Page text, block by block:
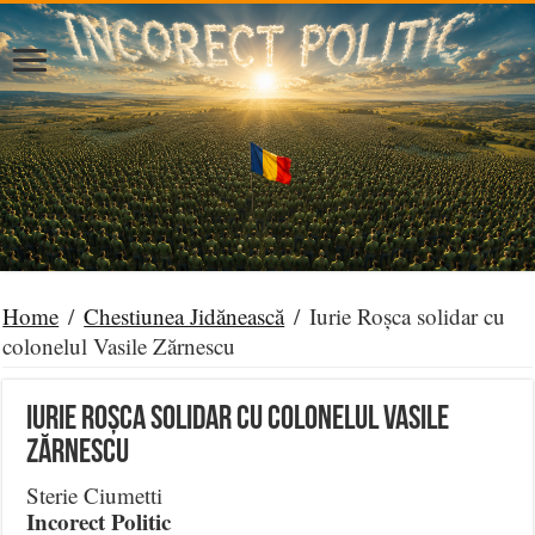
Home / Chestiunea Jidănească / Iurie Roșca solidar cu
colonelul Vasile Zărnescu
Iurie Roșca solidar cu colonelul Vasile
Zărnescu
Sterie Ciumetti
Incorect Politic